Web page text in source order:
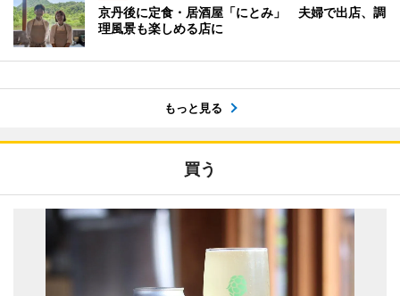
京丹後に定食・居酒屋「にとみ」 夫婦で出店、調
理風景も楽しめる店に
もっと見る
買う